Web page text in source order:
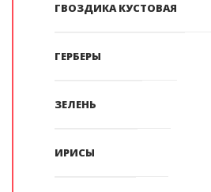
ГВОЗДИКА КУСТОВАЯ
ГЕРБЕРЫ
ЗЕЛЕНЬ
ИРИСЫ